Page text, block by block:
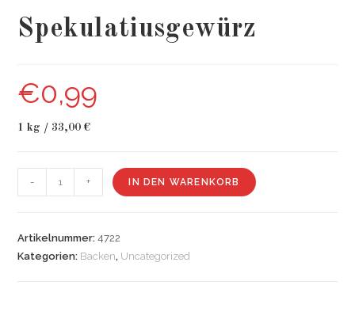
Spekulatiusgewürz
€0,99
1 kg / 33,00 €
Spekulatiusgewürz
Menge
- + IN DEN WARENKORB
Artikelnummer:4722
Kategorien: Backen, Uncategorized